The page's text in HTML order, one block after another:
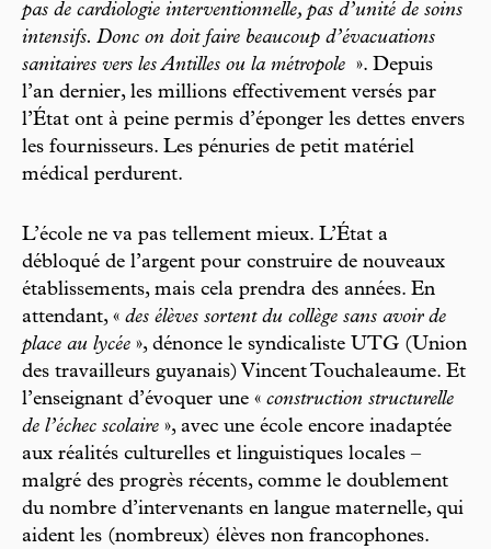
pas de cardiologie interventionnelle, pas d’unité de soins
intensifs. Donc on doit faire beaucoup d’évacuations
sanitaires vers les Antilles ou la métropole ». Depuis
l’an dernier, les millions effectivement versés par
l’État ont à peine permis d’éponger les dettes envers
les fournisseurs. Les pénuries de petit matériel
médical perdurent.
L’école ne va pas tellement mieux. L’État a
débloqué de l’argent pour construire de nouveaux
établissements, mais cela prendra des années. En
attendant, « des élèves sortent du collège sans avoir de
place au lycée », dénonce le syndicaliste UTG (Union
des travailleurs guyanais) Vincent Touchaleaume. Et
l’enseignant d’évoquer une « construction structurelle
de l’échec scolaire », avec une école encore inadaptée
aux réalités culturelles et linguistiques locales –
malgré des progrès récents, comme le doublement
du nombre d’intervenants en langue maternelle, qui
aident les (nombreux) élèves non francophones.